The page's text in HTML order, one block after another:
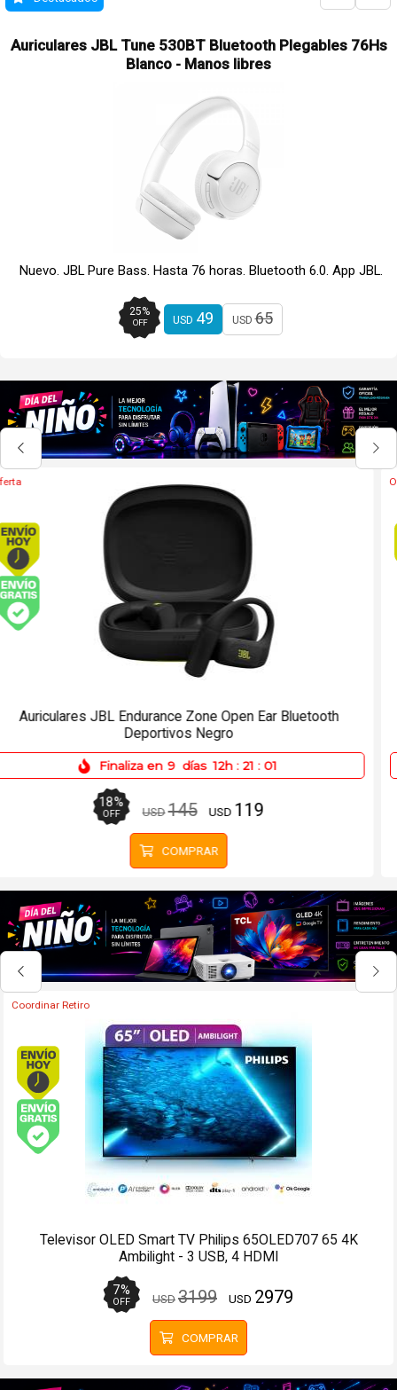
Auriculares JBL Tune 530BT Bluetooth Plegables 76Hs
Blanco - Manos libres
Nuevo. JBL Pure Bass. Hasta 76 horas. Bluetooth 6.0. App JBL.
25%
OFF USD 49 USD65
Oferta
Envío hoy. Comprando antes de 13Hs.
Mochila Lenovo B210 hasta 15.6 Color Gris Oscuro
Finaliza en 9 días 12h : 21
44
OFF USD 34 USD 19
COMPRAR
Coordinar Retiro
Envío hoy. Comprando antes de 13Hs.
Envío gratis (Ver Envíos y Pagos)
Televisor SQD-Mini LED Premium TCL 65C7L 65 4K UHD
Google TV
14%
OFF USD1599 USD 1369
COMPRAR